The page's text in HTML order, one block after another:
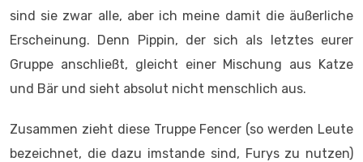
sind sie zwar alle, aber ich meine damit die äußerliche
Erscheinung. Denn Pippin, der sich als letztes eurer
Gruppe anschließt, gleicht einer Mischung aus Katze
und Bär und sieht absolut nicht menschlich aus.
Zusammen zieht diese Truppe Fencer (so werden Leute
bezeichnet, die dazu imstande sind, Furys zu nutzen)